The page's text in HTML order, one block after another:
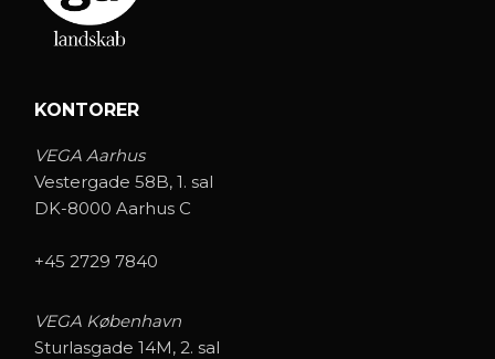
KONTORER
VEGA Aarhus
Vestergade 58B, 1. sal
DK-8000 Aarhus C
+45 2729 7840
VEGA København
Sturlasgade 14M, 2. sal